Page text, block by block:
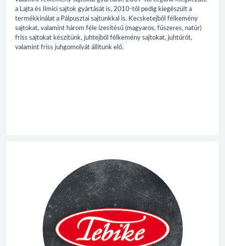
a Lajta és Ilmici sajtok gyártását is, 2010-től pedig kiegészült a
termékkínálat a Pálpusztai sajtunkkal is. Kecsketejből félkemény
sajtokat, valamint három féle ízesítésű (magyaros, fűszeres, natúr)
friss sajtokat készítünk, juhtejből félkemény sajtokat, juhtúrót,
valamint friss juhgomolyát állítunk elő.